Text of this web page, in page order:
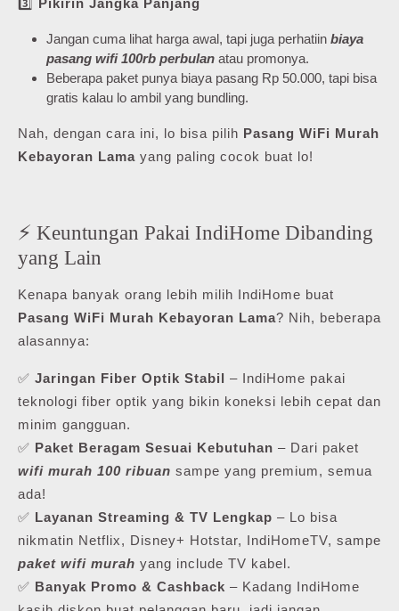
Jangan cuma lihat harga awal, tapi juga perhatiin biaya
pasang wifi 100rb perbulan atau promonya.
Beberapa paket punya biaya pasang Rp 50.000, tapi bisa
gratis kalau lo ambil yang bundling.
Nah, dengan cara ini, lo bisa pilih Pasang WiFi Murah
Kebayoran Lama yang paling cocok buat lo!
⚡ Keuntungan Pakai IndiHome Dibanding
yang Lain
Kenapa banyak orang lebih milih IndiHome buat
Pasang WiFi Murah Kebayoran Lama? Nih, beberapa
alasannya:
✅ Jaringan Fiber Optik Stabil – IndiHome pakai
teknologi fiber optik yang bikin koneksi lebih cepat dan
minim gangguan.
✅ Paket Beragam Sesuai Kebutuhan – Dari paket
wifi murah 100 ribuan sampe yang premium, semua
ada!
✅ Layanan Streaming & TV Lengkap – Lo bisa
nikmatin Netflix, Disney+ Hotstar, IndiHomeTV, sampe
paket wifi murah yang include TV kabel.
✅ Banyak Promo & Cashback – Kadang IndiHome